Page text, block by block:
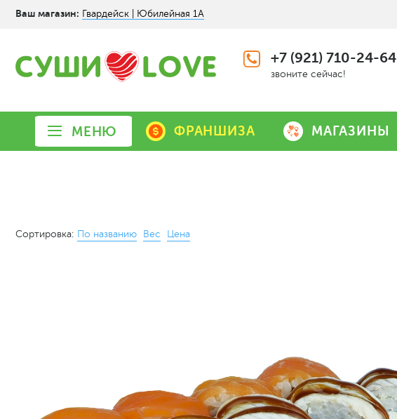
Ваш магазин: Гвардейск | Юбилейная 1А
+7 (921) 710-24-64
звоните сейчас!
МЕНЮ ФРАНШИЗА МАГАЗИНЫ
Сортировка: По названию Вес Цена